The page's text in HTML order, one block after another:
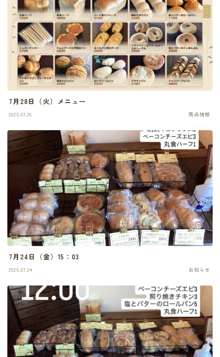
7月28日（火）メニュー
2026.07.26 商品情報
7月24日（金）15：03
2026.07.24 お知らせ